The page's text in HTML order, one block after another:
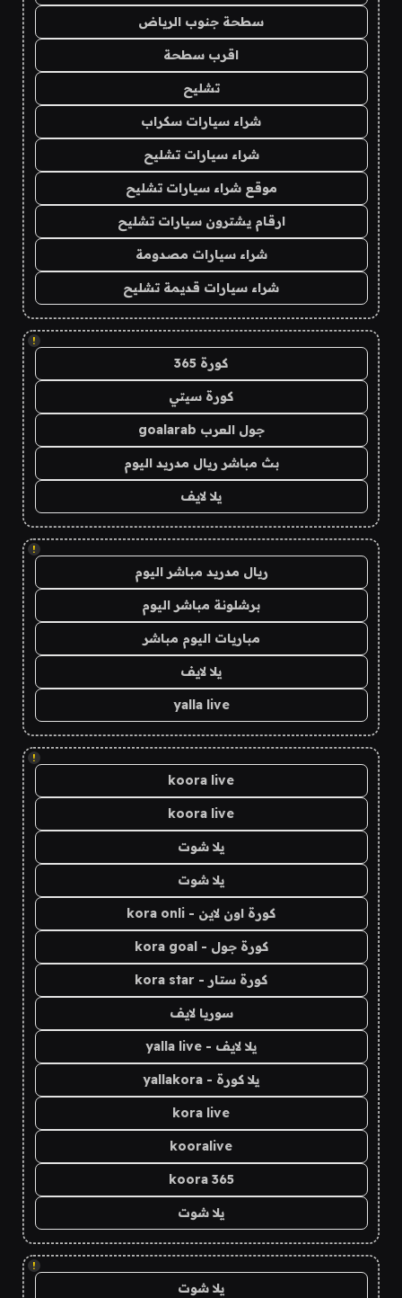
سطحة جنوب الرياض
اقرب سطحة
تشليح
شراء سيارات سكراب
شراء سيارات تشليح
موقع شراء سيارات تشليح
ارقام يشترون سيارات تشليح
شراء سيارات مصدومة
شراء سيارات قديمة تشليح
!
كورة 365
كورة سيتي
جول العرب goalarab
بث مباشر ريال مدريد اليوم
يلا لايف
!
ريال مدريد مباشر اليوم
برشلونة مباشر اليوم
مباريات اليوم مباشر
يلا لايف
yalla live
!
koora live
koora live
يلا شوت
يلا شوت
كورة اون لاين - kora onli
كورة جول - kora goal
كورة ستار - kora star
سوريا لايف
يلا لايف - yalla live
يلا كورة - yallakora
kora live
kooralive
koora 365
يلا شوت
!
يلا شوت